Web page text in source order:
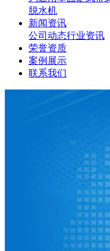
脱水机
新闻资讯
公司动态行业资讯
荣誉资质
案例展示
联系我们